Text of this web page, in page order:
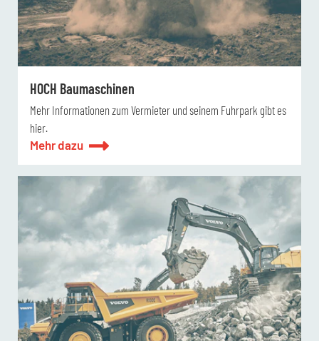
HOCH Baumaschinen
Mehr Informationen zum Vermieter und seinem Fuhrpark gibt es
hier.
Mehr dazu